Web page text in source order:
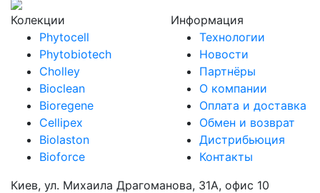
Колекции
Phytocell
Phytobiotech
Cholley
Bioclean
Bioregene
Cellipex
Biolaston
Bioforce
Информация
Технологии
Новости
Партнёры
О компании
Оплата и доставка
Обмен и возврат
Дистрибьюция
Контакты
Киев, ул. Михаила Драгоманова, 31А, офис 10